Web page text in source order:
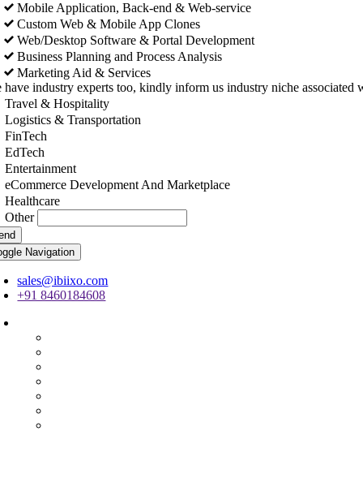
Mobile Application, Back-end & Web-service
Custom Web & Mobile App Clones
Web/Desktop Software & Portal Development
Business Planning and Process Analysis
Marketing Aid & Services
have industry experts too, kindly inform us industry niche associated
Travel & Hospitality
Logistics & Transportation
FinTech
EdTech
Entertainment
eCommerce Development And Marketplace
Healthcare
Other
Navigation
sales@ibiixo.com
+91 8460184608